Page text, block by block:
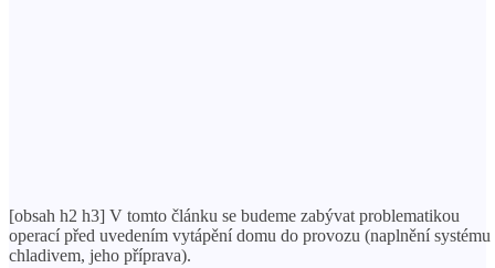
[obsah h2 h3] V tomto článku se budeme zabývat problematikou
operací před uvedením vytápění domu do provozu (naplnění systému
chladivem, jeho příprava).